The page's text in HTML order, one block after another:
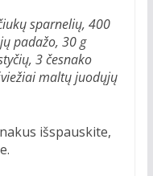
sparnelių, 400
padažo, 30 g
3 česnako
maltų juodųjų
išspauskite,